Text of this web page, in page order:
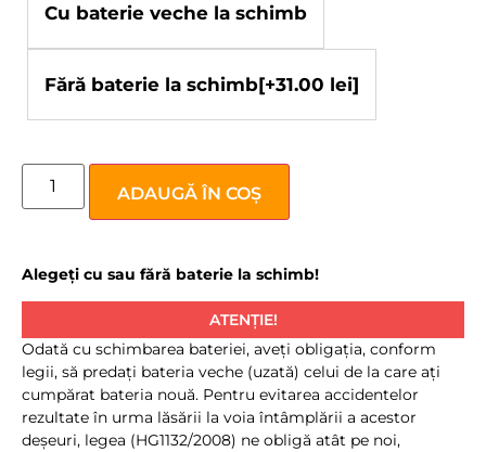
Cu baterie veche la schimb
Fără baterie la schimb[+31.00 lei]
ADAUGĂ ÎN COȘ
Alegeți cu sau fără baterie la schimb!
ATENȚIE!
Odată cu schimbarea bateriei, aveţi obligaţia, conform
legii, să predaţi bateria veche (uzată) celui de la care aţi
cumpărat bateria nouă. Pentru evitarea accidentelor
rezultate în urma lăsării la voia întâmplării a acestor
deşeuri, legea (HG1132/2008) ne obligă atât pe noi,